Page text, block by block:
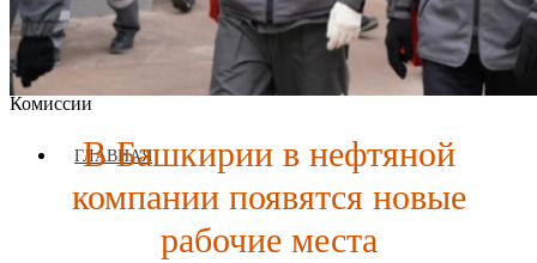
Журнал аккредитован при Евразийской Экономической
Комиссии
ГЛАВНАЯ
В Башкирии в нефтяной
компании появятся новые
рабочие места